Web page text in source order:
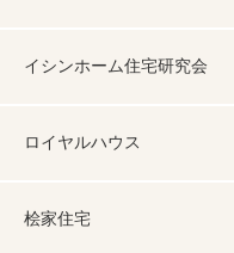
イシンホーム住宅研究会
ロイヤルハウス
桧家住宅